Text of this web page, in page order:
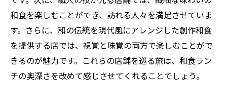
和食を楽しむことができ、訪れる人々を満足させていま
す。さらに、和の伝統を現代風にアレンジした創作和食
を提供する店では、視覚と味覚の両方で楽しむことがで
きるのが魅力です。これらの店舗を巡る旅は、和食ラン
チの奥深さを改めて感じさせてくれることでしょう。